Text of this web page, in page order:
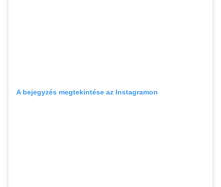
A bejegyzés megtekintése az Instagramon